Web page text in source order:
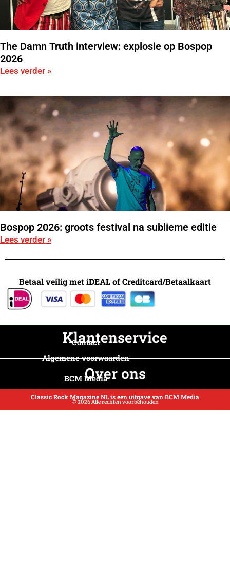
The Damn Truth interview: explosie op Bospop
2026
Lees verder »
Bospop 2026: groots festival na sublieme editie
Lees verder »
Betaal veilig met iDEAL of Creditcard/Betaalkaart
Klantenservice
Contact
Algemene voorwaarden
Over ons
BCM Media
Classic Rock Magazine NL is een uitgave van BCM Media
© 2026 Alle rechten voorbehouden